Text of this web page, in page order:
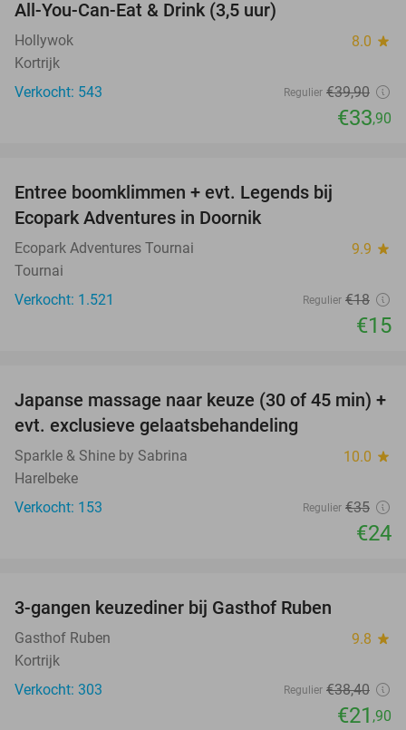
All-You-Can-Eat & Drink (3,5 uur)
Hollywok 8.0 star
Kortrijk
Verkocht: 543
Regulier €39,90
€33,90
Entree boomklimmen + evt. Legends bij
Ecopark Adventures in Doornik
Ecopark Adventures Tournai 9.9 star
Tournai
Verkocht: 1.521
Regulier €18
€15
31%
Japanse massage naar keuze (30 of 45 min) +
evt. exclusieve gelaatsbehandeling
Sparkle & Shine by Sabrina 10.0 star
Harelbeke
Verkocht: 153
Regulier €35
€24
3-gangen keuzediner bij Gasthof Ruben
Gasthof Ruben 9.8 star
Kortrijk
Verkocht: 303
Regulier €38,40
€21 ,90